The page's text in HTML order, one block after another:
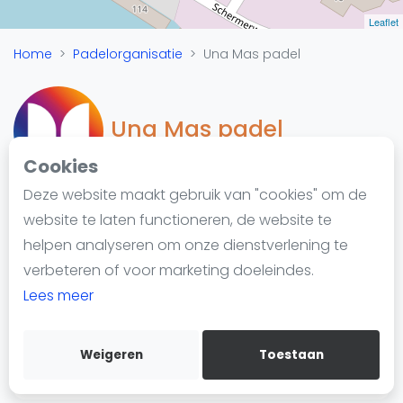
Cookies
Deze website maakt gebruik van "cookies" om de
website te laten functioneren, de website te
helpen analyseren om onze dienstverlening te
verbeteren of voor marketing doeleindes.
Lees meer
Weigeren Toestaan
Blog artikelen
Vragen over padel
Padelgear
Overige
Informatie
Over ons
Contact
Adverteren
Insights
WhatsApp
Join WhatsApp Community
Leaflet
Home Padelorganisatie Una Mas padel
Una Mas padel
Padelketen
Schermerweg 95
1821 BG Alkmaar
https://www.unamaspadel.nl/